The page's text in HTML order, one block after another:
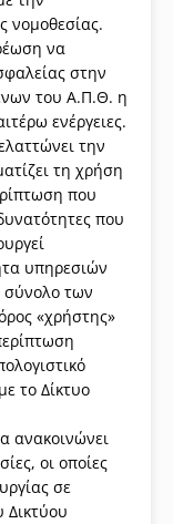
νομοθεσίας.
να
στην
του Α.Π.Θ. η
ενέργειες.
την
τη χρήση
που
που
υπηρεσιών
σύνολο των
«χρήστης»
το Δίκτυο
ανακοινώνει
οι οποίες
σε
Δικτύου